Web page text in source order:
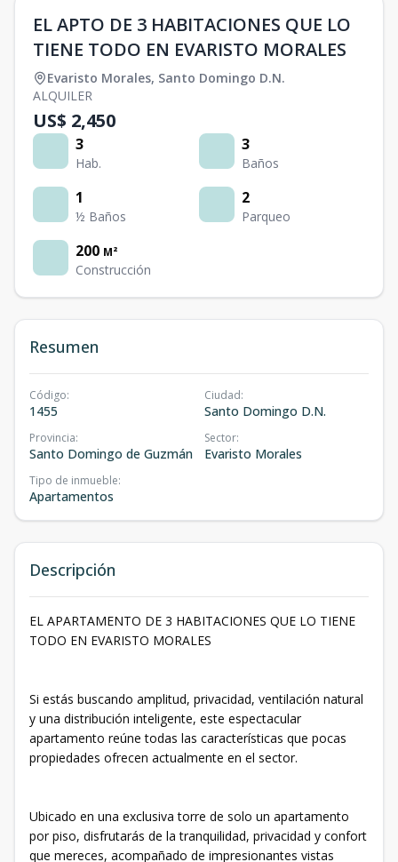
EL APTO DE 3 HABITACIONES QUE LO
TIENE TODO EN EVARISTO MORALES
Evaristo Morales, Santo Domingo D.N.
ALQUILER
US$ 2,450
3
Hab.
3
Baños
1
½ Baños
2
Parqueo
200 M²
Construcción
Resumen
Código:
1455
Ciudad:
Santo Domingo D.N.
Provincia:
Santo Domingo de Guzmán
Sector:
Evaristo Morales
Tipo de inmueble:
Apartamentos
Descripción
EL APARTAMENTO DE 3 HABITACIONES QUE LO TIENE
TODO EN EVARISTO MORALES
Si estás buscando amplitud, privacidad, ventilación natural
y una distribución inteligente, este espectacular
apartamento reúne todas las características que pocas
propiedades ofrecen actualmente en el sector.
Ubicado en una exclusiva torre de solo un apartamento
por piso, disfrutarás de la tranquilidad, privacidad y confort
que mereces, acompañado de impresionantes vistas